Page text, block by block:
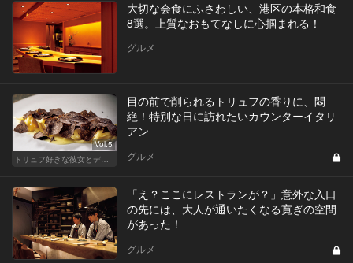
大切な会食にふさわしい、港区の本格和食
8選。上質なおもてなしに心掴まれる！
グルメ
Vol.5
目の前で削られるトリュフの香りに、悶
絶！特別な日に訪れたいカウンターイタリ
アン
グルメ
「え？ここにレストランが？」意外な入口
の先には、大人が通いたくなる寛ぎの空間
があった！
グルメ